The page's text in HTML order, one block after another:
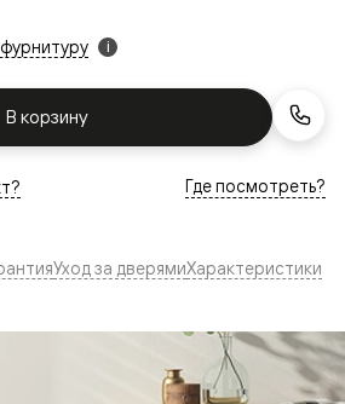
i
В корзину
Где посмотреть?
Уход за дверямиХарактеристики